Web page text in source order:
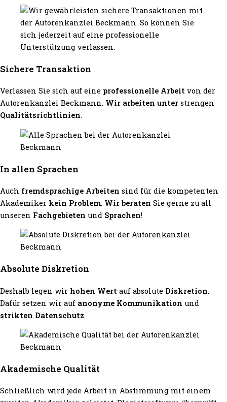
Sichere Transaktion
Verlassen Sie sich auf eine professionelle Arbeit von der
Autorenkanzlei Beckmann. Wir arbeiten unter strengen
Qualitätsrichtlinien.
In allen Sprachen
Auch fremdsprachige Arbeiten sind für die kompetenten
Akademiker kein Problem. Wir beraten Sie gerne zu all
unseren Fachgebieten und Sprachen!
Absolute Diskretion
Deshalb legen wir hohen Wert auf absolute Diskretion.
Dafür setzen wir auf anonyme Kommunikation und
strikten Datenschutz.
Akademische Qualität
Schließlich wird jede Arbeit in Abstimmung mit einem